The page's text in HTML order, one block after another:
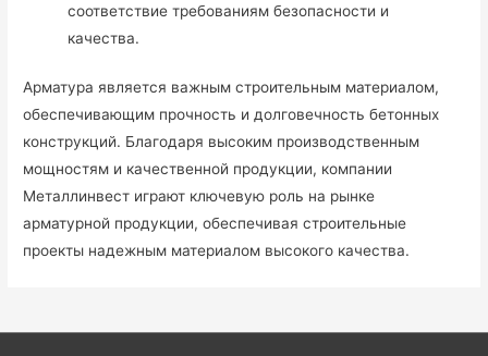
соответствие требованиям безопасности и
качества.
Арматура является важным строительным материалом,
обеспечивающим прочность и долговечность бетонных
конструкций. Благодаря высоким производственным
мощностям и качественной продукции, компании
Металлинвест играют ключевую роль на рынке
арматурной продукции, обеспечивая строительные
проекты надежным материалом высокого качества.